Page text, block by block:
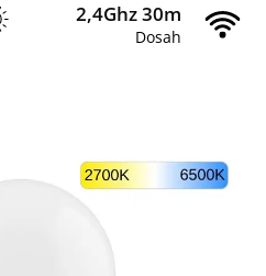
2,4Ghz 30m
Dosah